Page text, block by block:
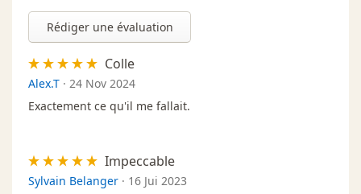
Rédiger une évaluation
Colle
Alex.T · 24 Nov 2024
Exactement ce qu'il me fallait.
Impeccable
Sylvain Belanger · 16 Jui 2023